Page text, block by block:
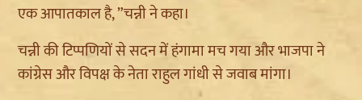
एक आपातकाल है, ”चन्नी ने कहा।
चन्नी की टिप्पणियों से सदन में हंगामा मच गया और भाजपा ने
कांग्रेस और विपक्ष के नेता राहुल गांधी से जवाब मांगा।